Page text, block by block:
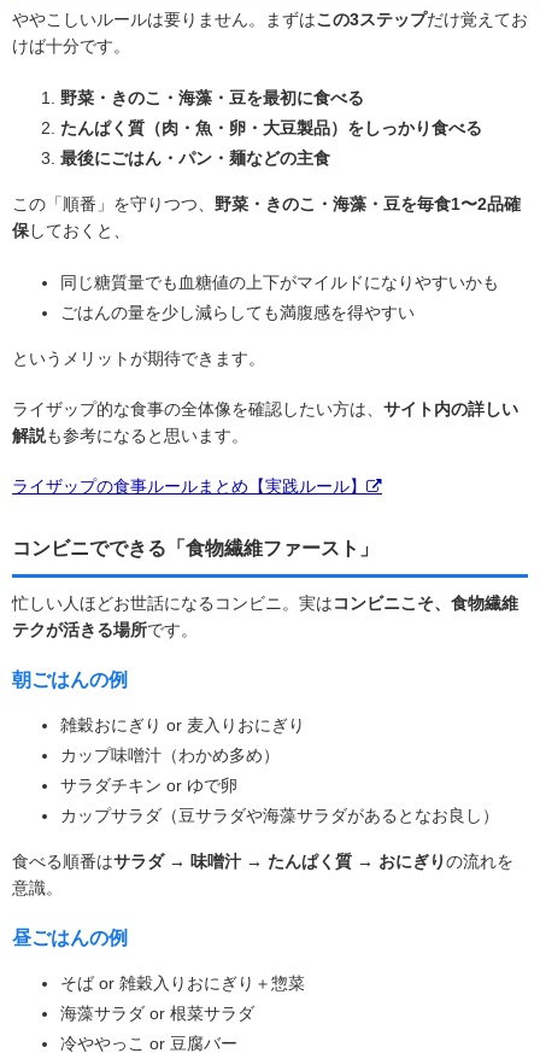
ややこしいルールは要りません。まずはこの3ステップだけ覚えてお
けば十分です。
野菜・きのこ・海藻・豆を最初に食べる
たんぱく質（肉・魚・卵・大豆製品）をしっかり食べる
最後にごはん・パン・麺などの主食
この「順番」を守りつつ、 野菜・きのこ・海藻・豆を毎食1〜2品確
保しておくと、
同じ糖質量でも血糖値の上下がマイルドになりやすいかも
ごはんの量を少し減らしても満腹感を得やすい
というメリットが期待できます。
ライザップ的な食事の全体像を確認したい方は、 サイト内の詳しい
解説も参考になると思います。
ライザップの食事ルールまとめ【実践ルール】
コンビニでできる「食物繊維ファースト」
忙しい人ほどお世話になるコンビニ。実はコンビニこそ、食物繊維
テクが活きる場所です。
朝ごはんの例
雑穀おにぎり or 麦入りおにぎり
カップ味噌汁（わかめ多め）
サラダチキン or ゆで卵
カップサラダ（豆サラダや海藻サラダがあるとなお良し）
食べる順番はサラダ → 味噌汁 → たんぱく質 → おにぎりの流れを
意識。
昼ごはんの例
そば or 雑穀入りおにぎり＋惣菜
海藻サラダ or 根菜サラダ
冷ややっこ or 豆腐バー